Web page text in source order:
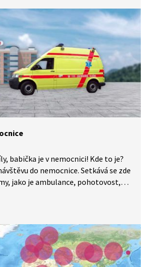
babička je v nemocnici! Kde to je?
do nemocnice. Setkává se zde
jako je ambulance, pohotovost,